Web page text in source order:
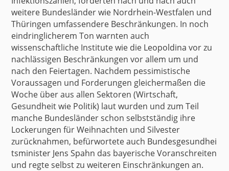
weitere Bundesländer wie Nordrhein-Westfalen und
Thüringen umfassendere Beschränkungen. In noch
eindringlicherem Ton warnten auch
wissenschaftliche Institute wie die Leopoldina vor zu
nachlässigen Beschränkungen vor allem um und
nach den Feiertagen. Nachdem pessimistische
Voraussagen und Forderungen gleichermaßen die
Woche über aus allen Sektoren (Wirtschaft,
Gesundheit wie Politik) laut wurden und zum Teil
manche Bundesländer schon selbstständig ihre
Lockerungen für Weihnachten und Silvester
zurücknahmen, befürwortete auch Bundesgesundhei
tsminister Jens Spahn das bayerische Voranschreiten
und regte selbst zu weiteren Einschränkungen an.